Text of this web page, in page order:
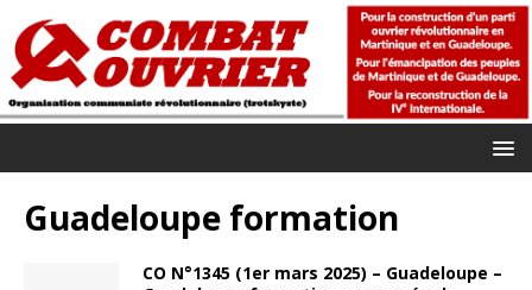
Guadeloupe formation
CO N°1345 (1er mars 2025) – Guadeloupe –